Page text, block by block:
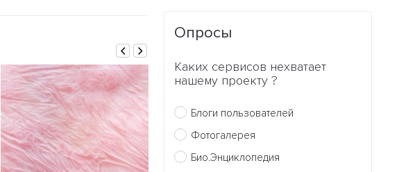
Опросы
Каких сервисов нехватает
нашему проекту ?
Блоги пользователей
Фотогалерея
Био.Энциклопедия